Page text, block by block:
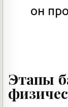
он
Этапы